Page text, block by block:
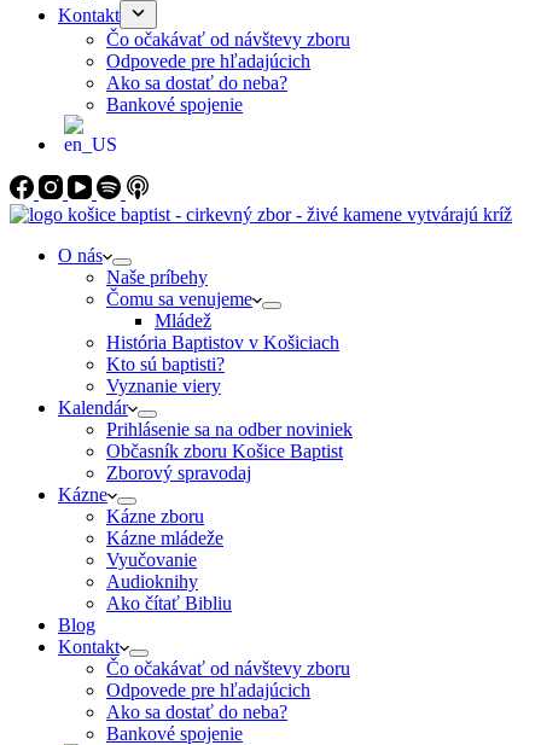
Kontakt
Čo očakávať od návštevy zboru
Odpovede pre hľadajúcich
Ako sa dostať do neba?
Bankové spojenie
O nás
Naše príbehy
Čomu sa venujeme
Mládež
História Baptistov v Košiciach
Kto sú baptisti?
Vyznanie viery
Kalendár
Prihlásenie sa na odber noviniek
Občasník zboru Košice Baptist
Zborový spravodaj
Kázne
Kázne zboru
Kázne mládeže
Vyučovanie
Audioknihy
Ako čítať Bibliu
Blog
Kontakt
Čo očakávať od návštevy zboru
Odpovede pre hľadajúcich
Ako sa dostať do neba?
Bankové spojenie